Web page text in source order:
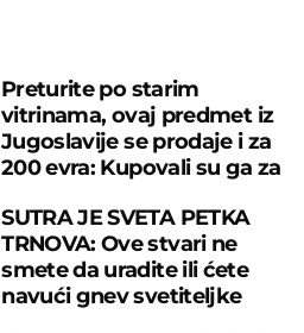
Preturite po starim
vitrinama, ovaj predmet iz
Jugoslavije se prodaje i za
200 evra: Kupovali su ga za
SUTRA JE SVETA PETKA
TRNOVA: Ove stvari ne
smete da uradite ili ćete
navući gnev svetiteljke